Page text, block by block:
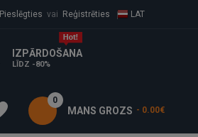
Pieslēgties vai Reģistrēties LAT
IZPĀRDOŠANA
LĪDZ -80%
MANS GROZS
0
- 0.00€